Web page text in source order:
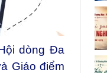
dòng Đa
Giáo điểm